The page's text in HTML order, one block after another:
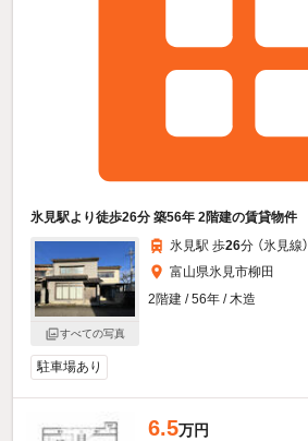
氷見駅より徒歩26分 築56年 2階建の賃貸物件
すべての写真
氷見駅 歩26分 （氷見線）
富山県氷見市柳田
2階建 / 56年 / 木造
駐車場あり
6.5万円